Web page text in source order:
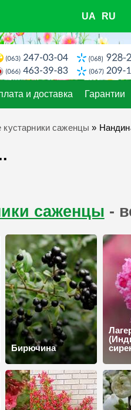
RU
UA
и доставка Гарантии
кустарники саженцы »
саженцы -
Бирючина